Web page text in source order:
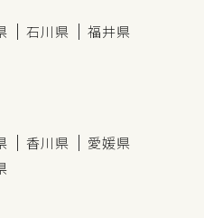
石川県 福井県
香川県
愛媛県